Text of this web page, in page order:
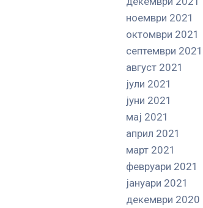
ноември 2021
октомври 2021
септември 2021
август 2021
јули 2021
јуни 2021
мај 2021
април 2021
март 2021
февруари 2021
јануари 2021
декември 2020